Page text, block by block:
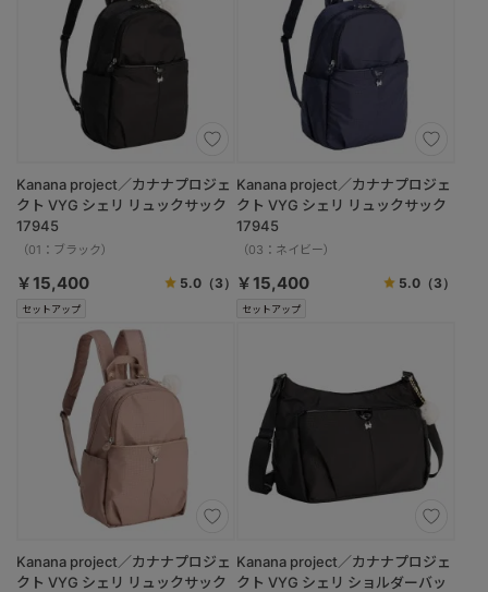
セットアップ
Kanana project／カナナプロジェ
クト VYG シェリ リュックサック
17945
（01：ブラック）
￥15,400 5.0（3）
セットアップ
Kanana project／カナナプロジェ
クト VYG シェリ リュックサック
17945
（03：ネイビー）
￥15,400 5.0 （3）
Kanana project／カナナプロジェ
クト VYG シェリ リュックサック
Kanana project／カナナプロジェ
クト VYG シェリ ショルダーバッ